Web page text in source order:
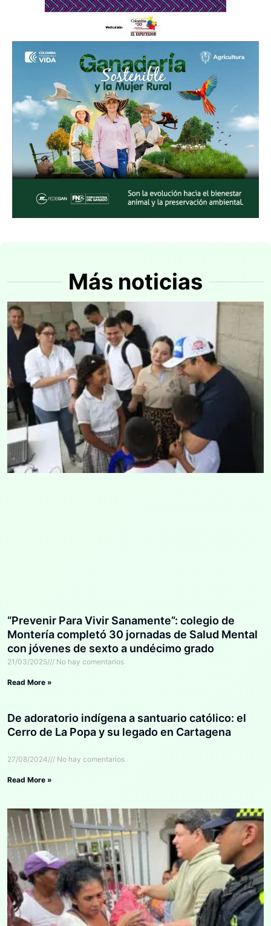
Más noticias
“Prevenir Para Vivir Sanamente”: colegio de
Montería completó 30 jornadas de Salud Mental
con jóvenes de sexto a undécimo grado
21/03/2025 No hay comentarios
Read More »
De adoratorio indígena a santuario católico: el
Cerro de La Popa y su legado en Cartagena
27/08/2024 No hay comentarios
Read More »